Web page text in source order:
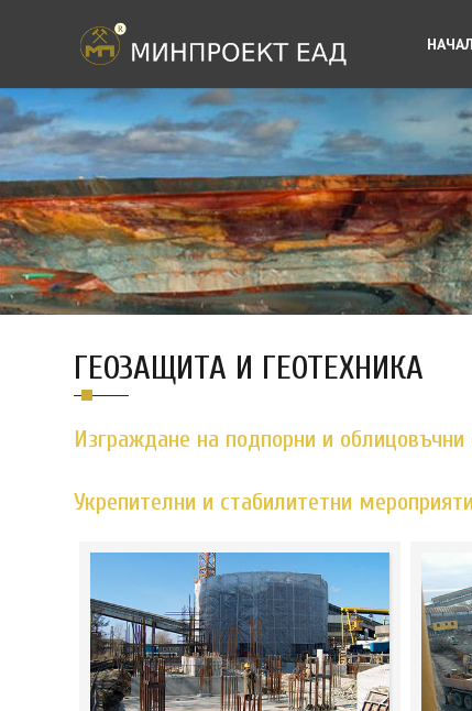
ГЕОЗАЩИТА И ГЕОТЕХНИКА
Изграждане на подпорни и облицовъчни
Укрепителни и стабилитетни